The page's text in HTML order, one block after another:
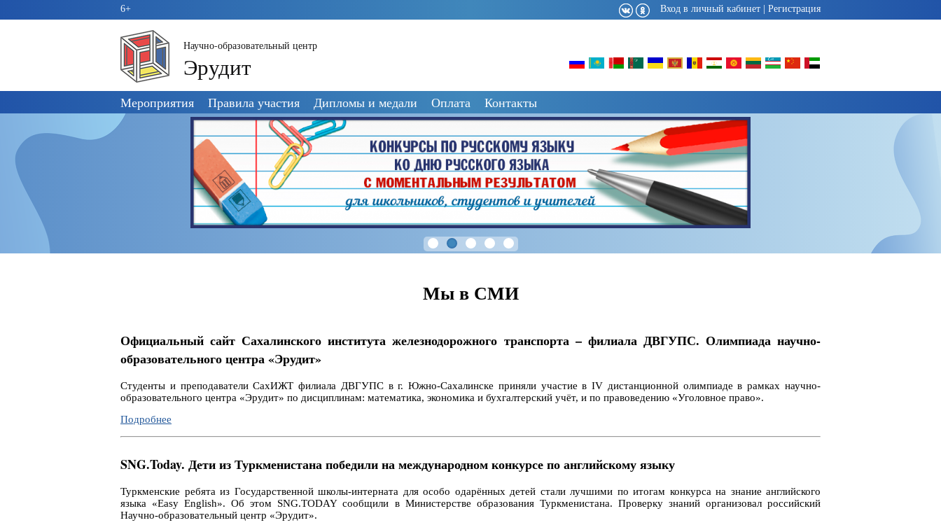
6+ Вход в личный кабинет Регистрация
Научно-образовательный центр
Эрудит
Пропустить
навигацию
Мероприятия Правила участия Дипломы и медали Оплата Контакты
Мы в СМИ
Официальный сайт Сахалинского института железнодорожного транспорта – филиала ДВГУПС. Олимпиада научно-
образовательного центра «Эрудит»
Студенты и преподаватели СахИЖТ филиала ДВГУПС в г. Южно-Сахалинске приняли участие в IV дистанционной олимпиаде в рамках научно-
образовательного центра «Эрудит» по дисциплинам: математика, экономика и бухгалтерский учёт, и по правоведению «Уголовное право».
Подробнее
SNG.Today. Дети из Туркменистана победили на международном конкурсе по английскому языку
Туркменские ребята из Государственной школы-интерната для особо одарённых детей стали лучшими по итогам конкурса на знание английского
языка «Easy English». Об этом SNG.TODAY сообщили в Министерстве образования Туркменистана. Проверку знаний организовал российский
Научно-образовательный центр «Эрудит».